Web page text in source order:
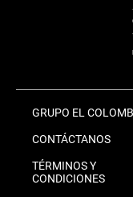
GRUPO EL
CONTÁCTANOS
TÉRMINOS Y
CONDICIONES